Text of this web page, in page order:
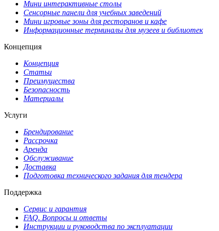
Мини интерактивные столы
Сенсорные панели для учебных заведений
Мини игровые зоны для ресторанов и кафе
Информационные терминалы для музеев и библиотек
Концепция
Концепция
Статьи
Преимущества
Безопасность
Материалы
Услуги
Брендирование
Рассрочка
Аренда
Обслуживание
Доставка
Подготовка технического задания для тендера
Поддержка
Сервис и гарантия
FAQ. Вопросы и ответы
Инструкции и руководства по эксплуатации